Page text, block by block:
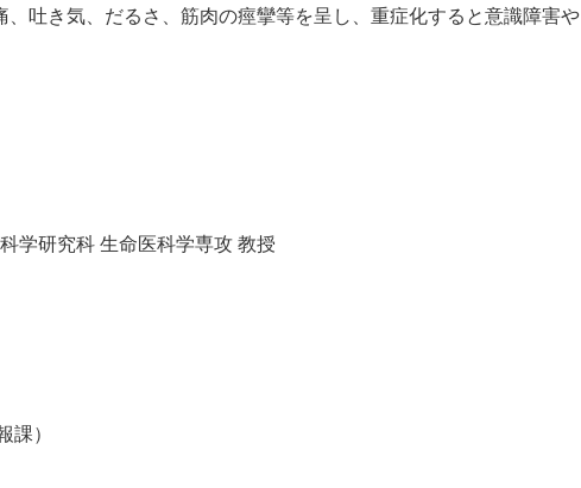
吐き気、だるさ、筋肉の痙攣等を呈し、重症化すると意識障害や
学研究科 生命医科学専攻 教授
）